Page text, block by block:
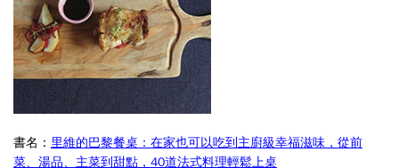
書名： 里維的巴黎餐桌：在家也可以吃到主廚級幸福滋味，從前
菜、湯品、主菜到甜點，40道法式料理輕鬆上桌